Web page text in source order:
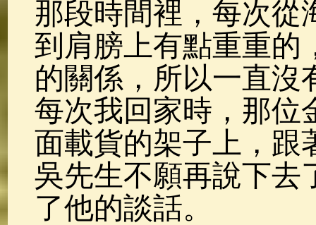
那段時間裡，每次從
到肩膀上有點重重的
的關係，所以一直沒
每次我回家時，那位
面載貨的架子上，跟
吳先生不願再說下去
了他的談話。